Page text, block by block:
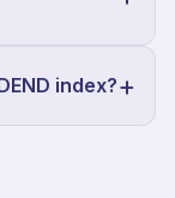
index?